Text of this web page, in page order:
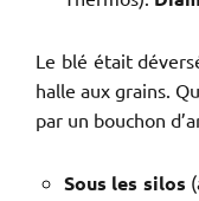
Le blé était
halle aux grains.
par un bouchon
Sous les silos